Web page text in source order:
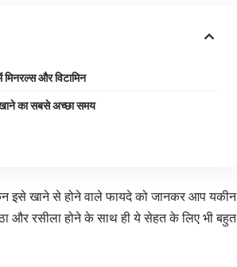
मिनरल्स और विटामिन
का सबसे अच्छा समय
इसे खाने से होने वाले फायदे को जानकर आप यकीन
और रसीला होने के साथ ही ये सेहत के लिए भी बहुत